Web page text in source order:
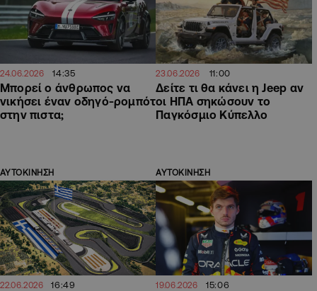
24.06.2026 14:35
Μπορεί ο άνθρωπος να
νικήσει έναν οδηγό-ρομπότ
στην πιστα;
23.06.2026 11:00
Δείτε τι θα κάνει η Jeep αν
οι ΗΠΑ σηκώσουν το
Παγκόσμιο Κύπελλο
ΑΥΤΟΚΙΝΗΣΗ
22.06.2026 16:49
ΑΥΤΟΚΙΝΗΣΗ
19.06.2026 15:06